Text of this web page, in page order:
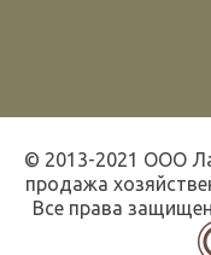
© 2013-2021 ООО
продажа
Все права